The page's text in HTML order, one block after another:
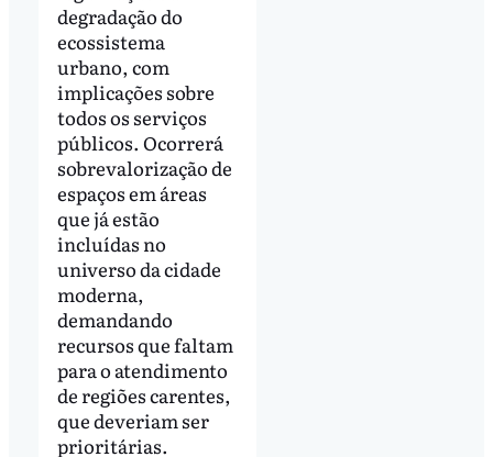
degradação do
ecossistema
urbano, com
implicações sobre
todos os serviços
públicos. Ocorrerá
sobrevalorização de
espaços em áreas
que já estão
incluídas no
universo da cidade
moderna,
demandando
recursos que faltam
para o atendimento
de regiões carentes,
que deveriam ser
prioritárias.